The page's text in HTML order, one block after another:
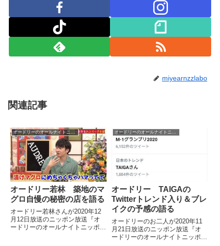
miyearnzzlabo
関連記事
オードリー若林 築地のマ
グロ自慢の秘密の店を語る
オードリー若林さんが2020年12
月12日放送のニッポン放送『オ
ードリーのオールナイトニッポ
オードリー TAIGAの
Twitterトレンド入り＆ブレ
イクの予感の語る
オードリーのお二人が2020年11
月21日放送のニッポン放送『オ
ードリーのオールナイトニッポ